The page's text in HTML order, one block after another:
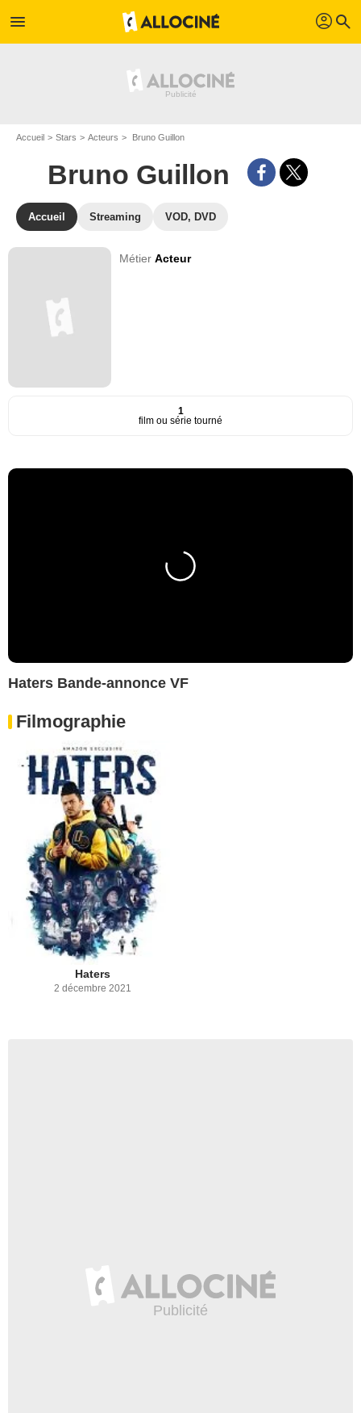
menu profil search
Accueil Stars Acteurs Bruno Guillon
Bruno Guillon
Accueil Streaming VOD, DVD
MétierActeur
1
film ou série tourné
Haters Bande-annonce VF
Filmographie
Haters
2 décembre 2021